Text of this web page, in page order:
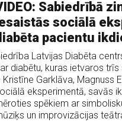
Sabiedrībā
sociālā
pacientu
Latvijas Diabēta
diabētu, kuras ietvaros
Kristīne Garklāva, Magnuss
eksperimentā, savās
spēkiem ar
un improvizācijas